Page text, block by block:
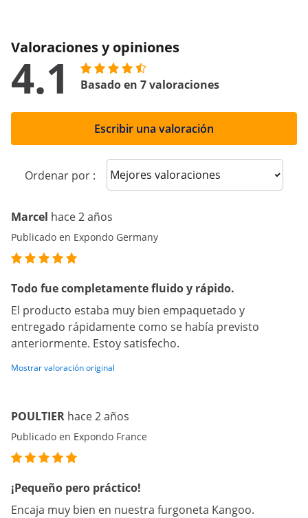
Valoraciones y opiniones
4.1 Basado en 7 valoraciones
Escribir una valoración
Ordenar por : Sort reviews
Marcel hace 2 años
Publicado en Expondo Germany
Todo fue completamente fluido y rápido.
El producto estaba muy bien empaquetado y
entregado rápidamente como se había previsto
anteriormente. Estoy satisfecho.
Mostrar valoración original
POULTIER hace 2 años
Publicado en Expondo France
¡Pequeño pero práctico!
Encaja muy bien en nuestra furgoneta Kangoo.